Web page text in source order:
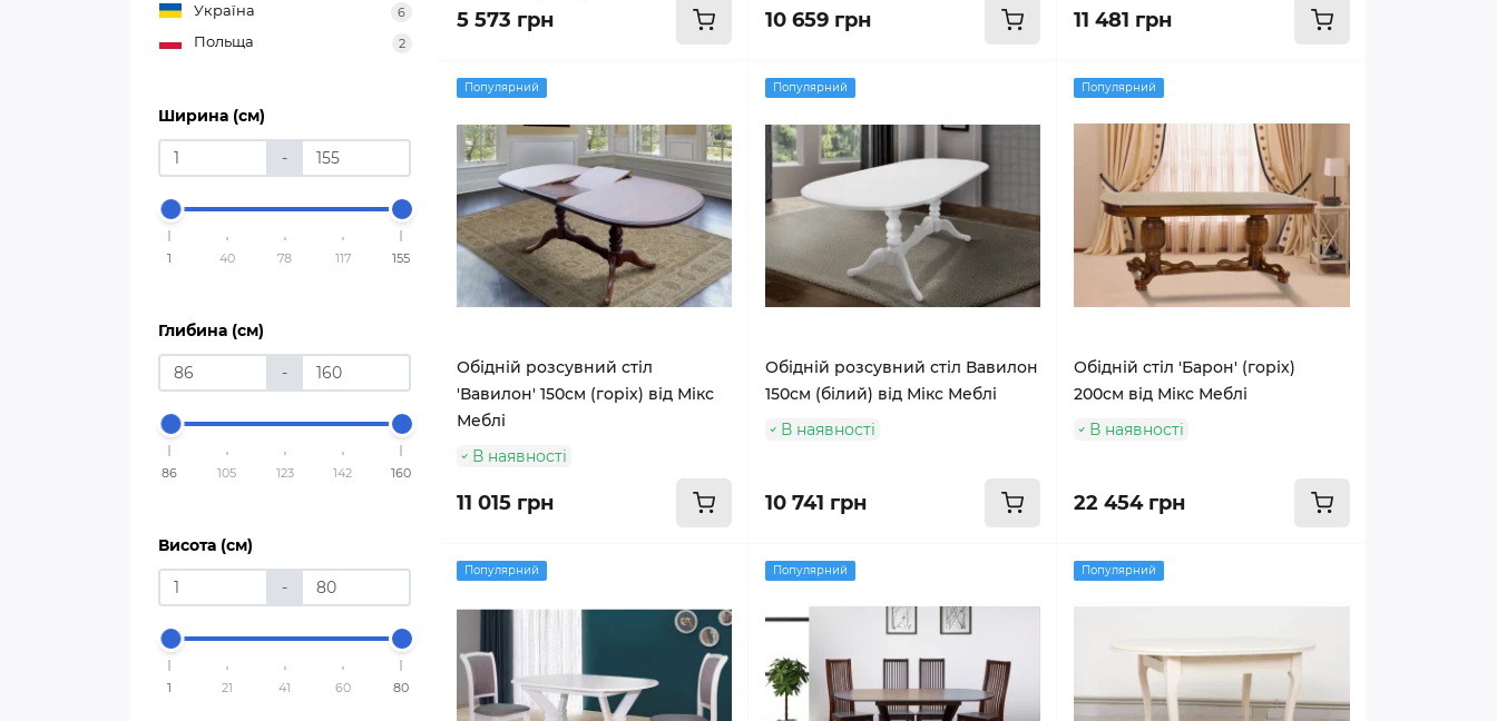
Україна 6
Польща 2
Ширина (см)
-
1 40 78 117 155
Глибина (см)
-
86 105 123 142 160
Висота (см)
-
1 21 41 60 80
5 573 грн 10 659 грн 11 481 грн
Популярний
Обідній розсувний стіл
'Вавилон' 150см (горіх) від Мікс
Меблі
В наявності
11 015 грн
Популярний
Обідній розсувний стіл Вавилон
150см (білий) від Мікс Меблі
В наявності
10 741 грн
Популярний
Обідній стіл 'Барон' (горіх)
200см від Мікс Меблі
В наявності
22 454 грн
Популярний Популярний Популярний